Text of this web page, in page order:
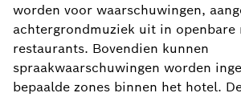
worden voor waarschuwingen,
achtergrondmuziek uit in openbare
restaurants. Bovendien kunnen
spraakwaarschuwingen worden
bepaalde zones binnen het hotel.